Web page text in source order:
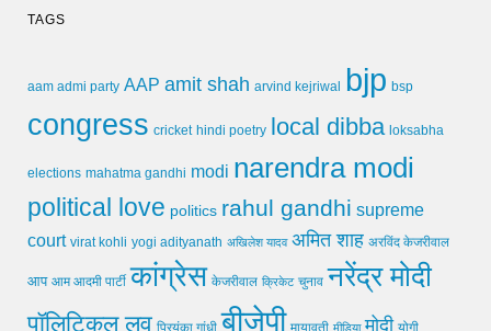
TAGS
aam admi party AAP amit shah arvind kejriwal bjp bsp
congress cricket hindi poetry local dibba loksabha
elections mahatma gandhi modi narendra modi
political love politics rahul gandhi supreme
court virat kohli yogi adityanath अखिलेश यादव अमित शाह अरविंद केजरीवाल
आप आम आदमी पार्टी कांग्रेस केजरीवाल क्रिकेट चुनाव नरेंद्र मोदी
पॉलिटिकल लव प्रियंका गांधी बीजेपी मायावती मीडिया मोदी योगी